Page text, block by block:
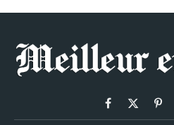
Facebook
X